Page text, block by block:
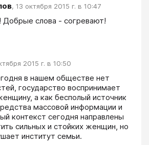
, 13 октября 2015 г. в 10:47
Добрые слова - согревают!
2015 г. в 10:50
в нашем обществе нет
государство воспринимает
а как бесполый источник
массовой информации и
контекст сегодня направлены
сильных и стойких женщин, но
институт семьи.